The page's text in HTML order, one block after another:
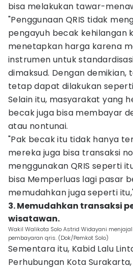
bisa melakukan tawar-
"Penggunaan QRIS tidak
pengayuh becak kehilangan
menetapkan harga karena
instrumen untuk
dimaksud. Dengan demikian,
tetap dapat dilakukan
Selain itu, masyarakat yang
becak juga bisa membayar
atau nontunai.
"Pak becak itu tidak hanya
mereka juga bisa transaksi
menggunakan QRIS seperti
bisa Memperluas lagi pasar
memudahkan juga seperti
3. Memudahkan transaksi
wisatawan.
Wakil Walikota Solo Astrid Widayani
pembayaran qris. (Dok/Pemkot Solo)
Sementara itu, Kabid Lalu
Perhubungan Kota